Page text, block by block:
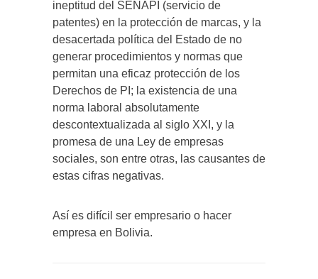
ineptitud del SENAPI (servicio de
patentes) en la protección de marcas, y la
desacertada política del Estado de no
generar procedimientos y normas que
permitan una eficaz protección de los
Derechos de PI; la existencia de una
norma laboral absolutamente
descontextualizada al siglo XXI, y la
promesa de una Ley de empresas
sociales, son entre otras, las causantes de
estas cifras negativas.
Así es difícil ser empresario o hacer
empresa en Bolivia.